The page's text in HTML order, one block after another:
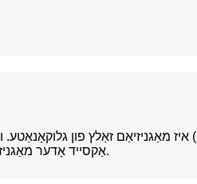
מאַגניזיאַם גלוקאָנאַטע (כעמיש פאָרמולע:
אַקסייד אָדער מאַגניזיאַם קאַרבאַנייט אין גלוקאָניק זויער. געוויינט ווי דערנערונג העסאָפע, באַפער, קיורינג אַגענט און אַזוי אויף.